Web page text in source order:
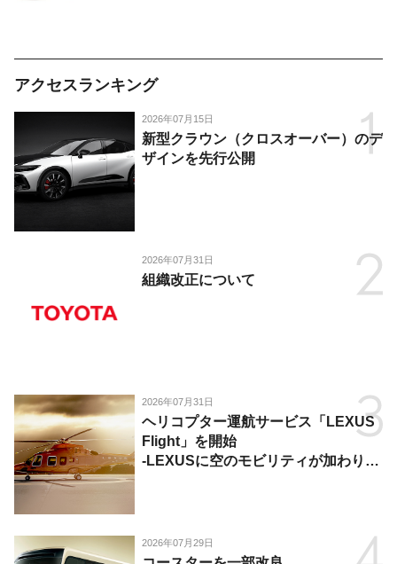
アクセスランキング
2026年07月15日
新型クラウン（クロスオーバー）のデ
ザインを先行公開
2026年07月31日
組織改正について
2026年07月31日
ヘリコプター運航サービス「LEXUS
Flight」を開始
-LEXUSに空のモビリティが加わり、
2026年07月29日